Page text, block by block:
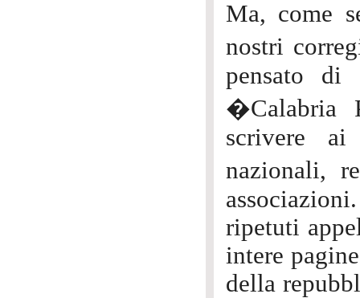
Ma, come
nostri
pensato di
�Calabria
scrivere ai
nazionali,
ripetuti
intere
della